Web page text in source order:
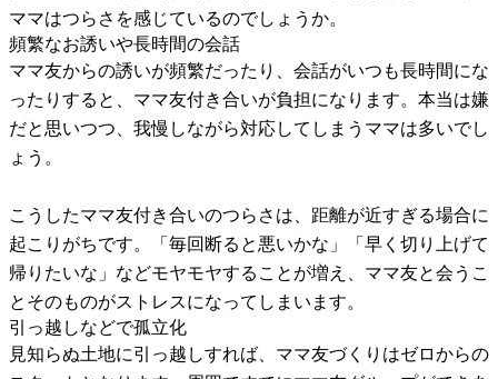
ママはつらさを感じているのでしょうか。
頻繁なお誘いや長時間の会話
ママ友からの誘いが頻繁だったり、会話がいつも長時間にな
ったりすると、ママ友付き合いが負担になります。本当は嫌
だと思いつつ、我慢しながら対応してしまうママは多いでし
ょう。
こうしたママ友付き合いのつらさは、距離が近すぎる場合に
起こりがちです。「毎回断ると悪いかな」「早く切り上げて
帰りたいな」などモヤモヤすることが増え、ママ友と会うこ
とそのものがストレスになってしまいます。
引っ越しなどで孤立化
見知らぬ土地に引っ越しすれば、ママ友づくりはゼロからの